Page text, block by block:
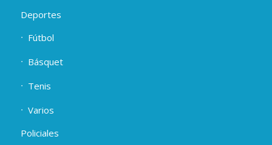
Deportes
Fútbol
Básquet
Tenis
Varios
Policiales